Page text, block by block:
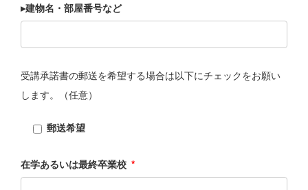
▸建物名・部屋番号など
受講承諾書の郵送を希望する場合は以下にチェックをお願い
します。（任意）
郵送希望
在学あるいは最終卒業校 *